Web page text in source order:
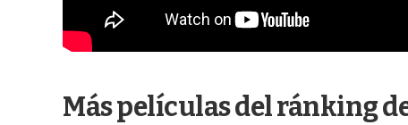
Más películas del ránking